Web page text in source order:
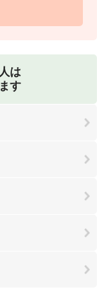
は
す